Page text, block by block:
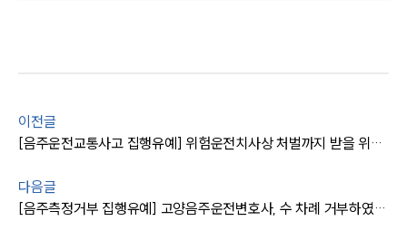
이전글
[음주운전교통사고 집행유예] 위험운전치사상 처벌까지 받을 위기였으나 음주운전전문변호사 조력 실형을 면함
다음글
[음주측정거부 집행유예] 고양음주운전변호사, 수 차례 거부하였으나 실형을 면함